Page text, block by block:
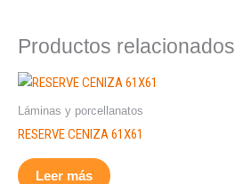
Productos relacionados
Láminas y porcellanatos
RESERVE CENIZA 61X61
Leer más